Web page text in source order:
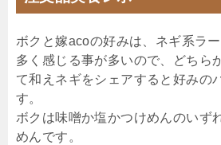
ボクと嫁acoの好みは、ネギ系ラ
多く感じる事が多いので、どちら
て和えネギをシェアすると好みの
す。
ボクは味噌か塩かつけめんのいず
めんです。